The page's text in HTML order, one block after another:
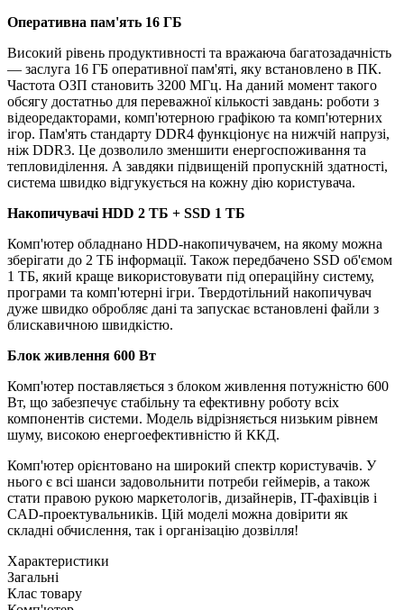
Оперативна пам'ять 16 ГБ
Високий рівень продуктивності та вражаюча багатозадачність
— заслуга 16 ГБ оперативної пам'яті, яку встановлено в ПК.
Частота ОЗП становить 3200 МГц. На даний момент такого
обсягу достатньо для переважної кількості завдань: роботи з
відеоредакторами, комп'ютерною графікою та комп'ютерних
ігор. Пам'ять стандарту DDR4 функціонує на нижчій напрузі,
ніж DDR3. Це дозволило зменшити енергоспоживання та
тепловиділення. А завдяки підвищеній пропускній здатності,
система швидко відгукується на кожну дію користувача.
Накопичувачі HDD 2 TБ + SSD 1 ТБ
Комп'ютер обладнано HDD-накопичувачем, на якому можна
зберігати до 2 ТБ інформації. Також передбачено SSD об'ємом
1 ТБ, який краще використовувати під операційну систему,
програми та комп'ютерні ігри. Твердотільний накопичувач
дуже швидко обробляє дані та запускає встановлені файли з
блискавичною швидкістю.
Блок живлення 600 Вт
Комп'ютер поставляється з блоком живлення потужністю 600
Вт, що забезпечує стабільну та ефективну роботу всіх
компонентів системи. Модель відрізняється низьким рівнем
шуму, високою енергоефективністю й ККД.
Комп'ютер орієнтовано на широкий спектр користувачів. У
нього є всі шанси задовольнити потреби геймерів, а також
стати правою рукою маркетологів, дизайнерів, IT-фахівців і
CAD-проектувальників. Цій моделі можна довірити як
складні обчислення, так і організацію дозвілля!
Характеристики
Загальні
Клас товару